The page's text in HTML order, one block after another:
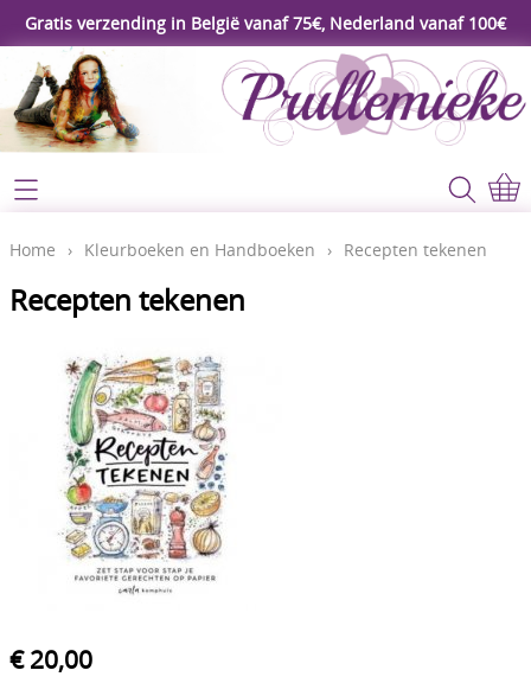
Gratis verzending in België vanaf 75€, Nederland vanaf 100€
Webshop
Koopjeshoek
****Nieuw****
Gereedschap
Lijm - Tape - Magneten
Papier - karton - enveloppen
Kaarten maken - Scrapbook
Boetseren - Modelleren
Bullet Journalling
Home
Contact
Mijn account
Video's
Home › Kleurboeken en Handboeken › Recepten tekenen
Recepten tekenen
€ 20,00